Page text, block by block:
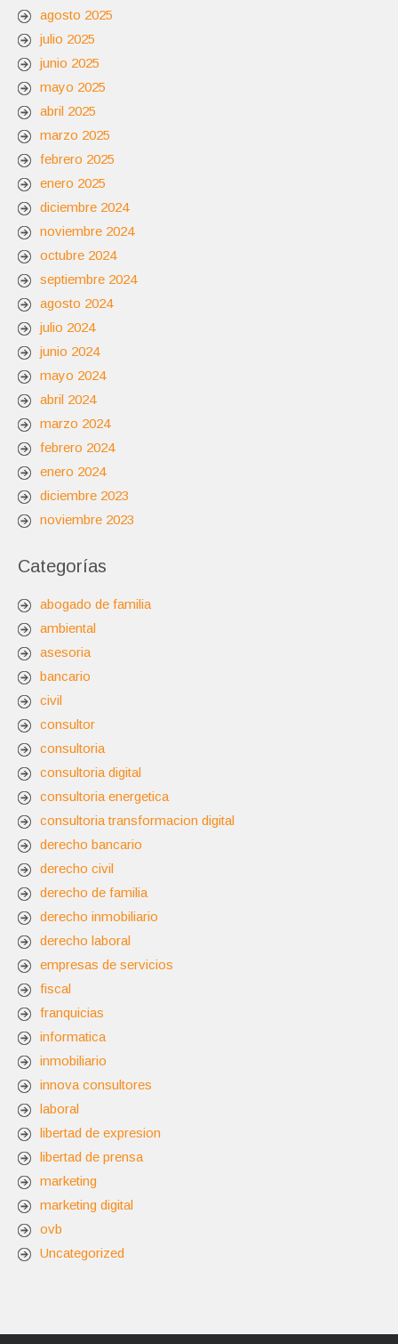
agosto 2025
julio 2025
junio 2025
mayo 2025
abril 2025
marzo 2025
febrero 2025
enero 2025
diciembre 2024
noviembre 2024
octubre 2024
septiembre 2024
agosto 2024
julio 2024
junio 2024
mayo 2024
abril 2024
marzo 2024
febrero 2024
enero 2024
diciembre 2023
noviembre 2023
Categorías
abogado de familia
ambiental
asesoria
bancario
civil
consultor
consultoria
consultoria digital
consultoria energetica
consultoria transformacion digital
derecho bancario
derecho civil
derecho de familia
derecho inmobiliario
derecho laboral
empresas de servicios
fiscal
franquicias
informatica
inmobiliario
innova consultores
laboral
libertad de expresion
libertad de prensa
marketing
marketing digital
ovb
Uncategorized